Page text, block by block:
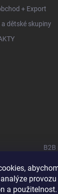
a použitelnost.
+ Export
a dětské skupiny